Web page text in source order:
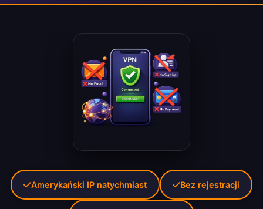
Amerykański IP natychmiast Bez rejestracji